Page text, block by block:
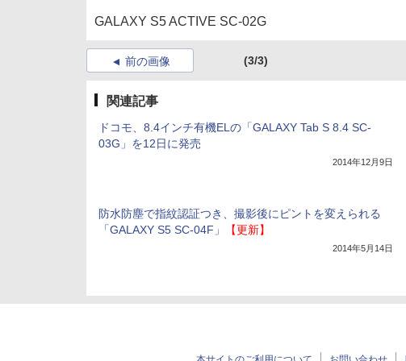
GALAXY S5 ACTIVE SC-02G
前の画像 (3/3)
関連記事
ドコモ、8.4インチ有機ELの「GALAXY Tab S 8.4 SC-
03G」を12日に発売
2014年12月9日
防水防塵で指紋認証つき、撮影後にピントを変えられる
「GALAXY S5 SC-04F」
【更新】
2014年5月14日